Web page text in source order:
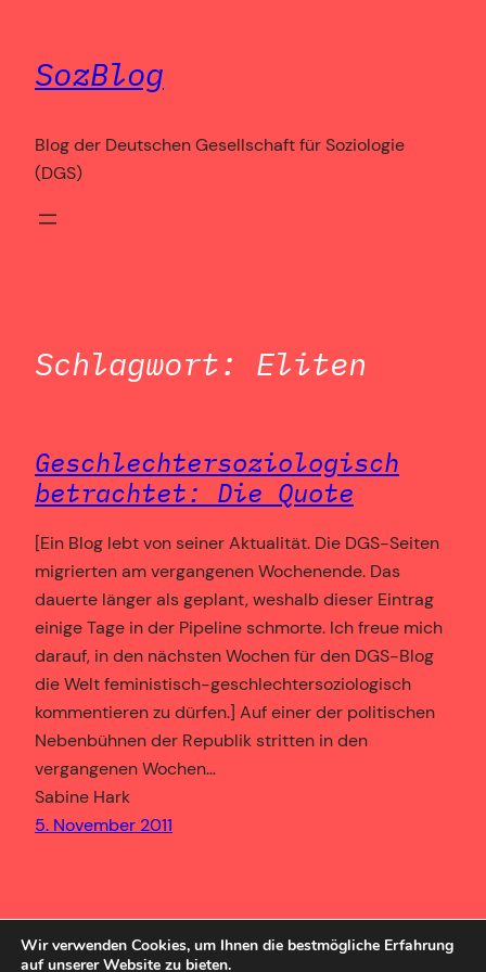
springen
SozBlog
Blog der Deutschen Gesellschaft für Soziologie
(DGS)
Schlagwort: Eliten
Geschlechtersoziologisch
betrachtet: Die Quote
[Ein Blog lebt von seiner Aktualität. Die DGS-Seiten
migrierten am vergangenen Wochenende. Das
dauerte länger als geplant, weshalb dieser Eintrag
einige Tage in der Pipeline schmorte. Ich freue mich
darauf, in den nächsten Wochen für den DGS-Blog
die Welt feministisch-geschlechtersoziologisch
kommentieren zu dürfen.] Auf einer der politischen
Nebenbühnen der Re­publik stritten in den
vergangenen Wochen…
Sabine Hark
5. November 2011
Wir verwenden Cookies, um Ihnen die bestmögliche Erfahrung
auf unserer Website zu bieten.